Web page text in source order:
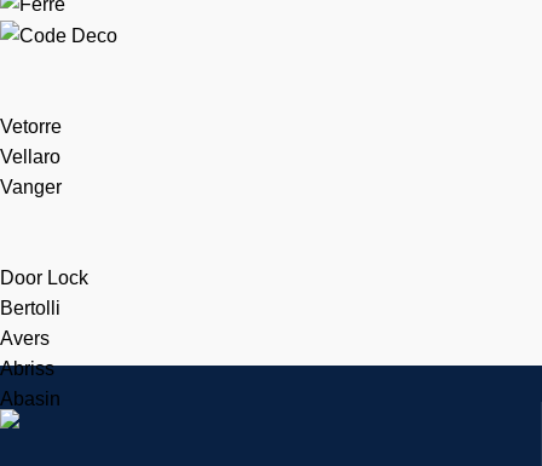
Vetorre
Vellaro
Vanger
Door Lock
Bertolli
Avers
Abriss
Abasin